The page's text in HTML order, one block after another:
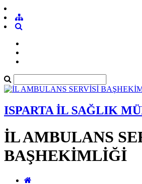
ISPARTA İL SAĞLIK
İL AMBULANS
BAŞHEKİMLİĞİ